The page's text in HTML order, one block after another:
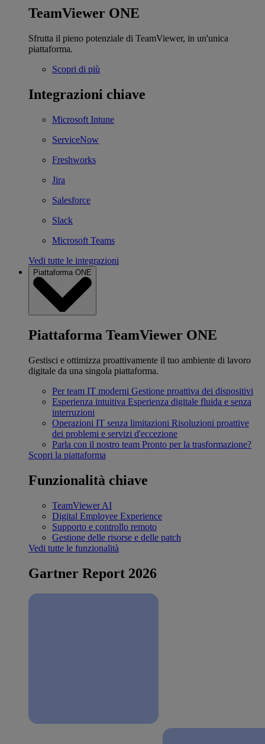
TeamViewer ONE
Sfrutta il pieno potenziale di TeamViewer, in un'unica
piattaforma.
Scopri di più
Integrazioni chiave
Microsoft Intune
ServiceNow
Freshworks
Jira
Salesforce
Slack
Microsoft Teams
Vedi tutte le integrazioni
Piattaforma ONE
Piattaforma TeamViewer ONE
Gestisci e ottimizza proattivamente il tuo ambiente di lavoro
digitale da una singola piattaforma.
Per team IT moderni Gestione proattiva dei dispositivi
Esperienza intuitiva Esperienza digitale fluida e senza
interruzioni
Operazioni IT senza limitazioni Risoluzioni proattive
dei problemi e servizi d'eccezione
Parla con il nostro team Pronto per la trasformazione?
Scopri la piattaforma
Funzionalità chiave
TeamViewer AI
Digital Employee Experience
Supporto e controllo remoto
Gestione delle risorse e delle patch
Vedi tutte le funzionalità
Gartner Report 2026